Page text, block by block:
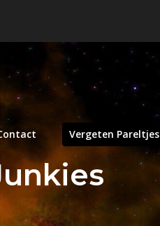
Vergeten Pareltjes